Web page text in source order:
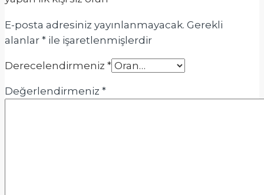
E-posta adresiniz yayınlanmayacak. Gerekli
alanlar * ile işaretlenmişlerdir
Derecelendirmeniz *
Değerlendirmeniz *